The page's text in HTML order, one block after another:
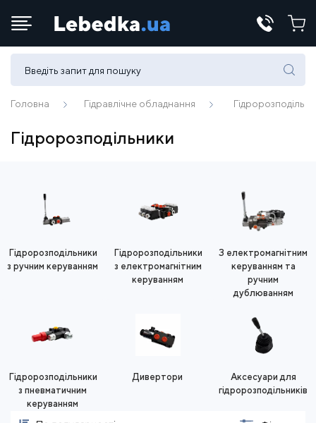
Телефони:
(067) 430 82-15
Головна Гідравлічне обладнання
Гідророзподільники
Гідророзподільники
з ручним керуванням
Гідророзподільники
з електромагнітним
керуванням
З електромагнітним
керуванням та
ручним
дублюванням
Гідророзподільники
з пневматичним
керуванням
Дивертори
Аксесуари для
гідророзподільників